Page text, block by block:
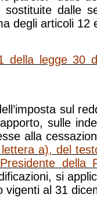
dalle
degli articoli 12
della legge 30
sul
sulle
alla
a), del
della
si
vigenti al 31